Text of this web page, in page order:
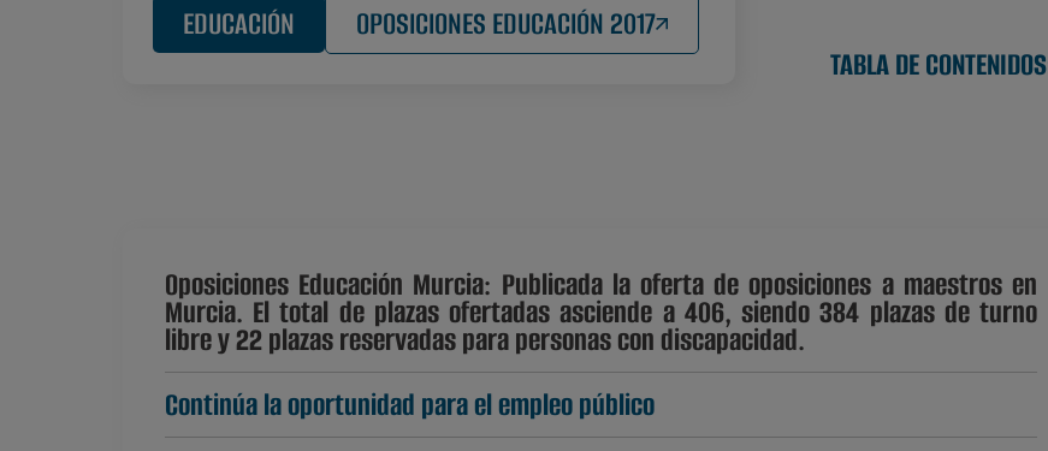
EDUCACIÓN
OPOSICIONES EDUCACIÓN 2017
TABLA DE CONTENIDOS
Oposiciones Educación Murcia: Publicada la oferta de oposiciones a maestros en
Murcia. El total de plazas ofertadas asciende a 406, siendo 384 plazas de turno
libre y 22 plazas reservadas para personas con discapacidad.
Continúa la oportunidad para el empleo público